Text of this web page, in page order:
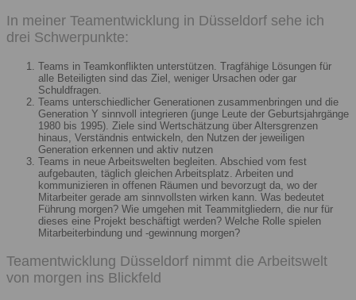
In meiner Teamentwicklung in Düsseldorf sehe ich
drei Schwerpunkte:
Teams in Teamkonflikten unterstützen. Tragfähige Lösungen für
alle Beteiligten sind das Ziel, weniger Ursachen oder gar
Schuldfragen.
Teams unterschiedlicher Generationen zusammenbringen und die
Generation Y sinnvoll integrieren (junge Leute der Geburtsjahrgänge
1980 bis 1995). Ziele sind Wertschätzung über Altersgrenzen
hinaus, Verständnis entwickeln, den Nutzen der jeweiligen
Generation erkennen und aktiv nutzen
Teams in neue Arbeitswelten begleiten. Abschied vom fest
aufgebauten, täglich gleichen Arbeitsplatz. Arbeiten und
kommunizieren in offenen Räumen und bevorzugt da, wo der
Mitarbeiter gerade am sinnvollsten wirken kann. Was bedeutet
Führung morgen? Wie umgehen mit Teammitgliedern, die nur für
dieses eine Projekt beschäftigt werden? Welche Rolle spielen
Mitarbeiterbindung und -gewinnung morgen?
Teamentwicklung Düsseldorf nimmt die Arbeitswelt
von morgen ins Blickfeld